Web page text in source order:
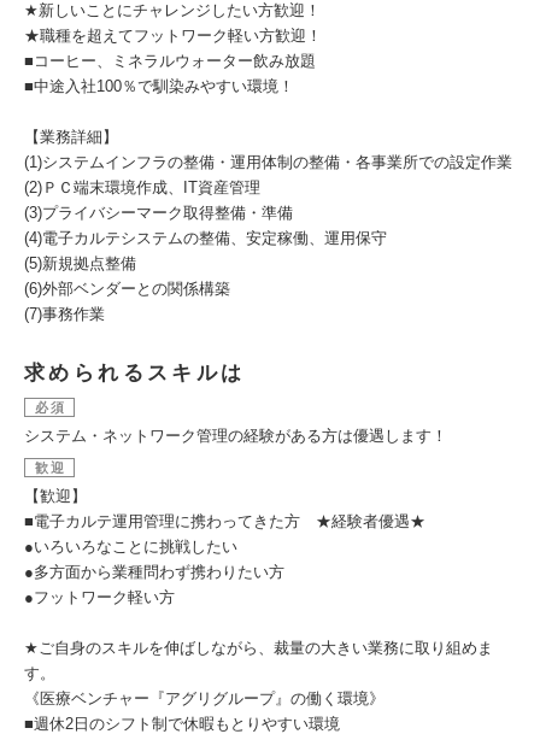
★新しいことにチャレンジしたい方歓迎！
★職種を超えてフットワーク軽い方歓迎！
■コーヒー、ミネラルウォーター飲み放題
■中途入社100％で馴染みやすい環境！
【業務詳細】
(1)システムインフラの整備・運用体制の整備・各事業所での設定作業
(2)ＰＣ端末環境作成、IT資産管理
(3)プライバシーマーク取得整備・準備
(4)電子カルテシステムの整備、安定稼働、運用保守
(5)新規拠点整備
(6)外部ベンダーとの関係構築
(7)事務作業
求められるスキルは
必須
システム・ネットワーク管理の経験がある方は優遇します！
歓迎
【歓迎】
■電子カルテ運用管理に携わってきた方 ★経験者優遇★
●いろいろなことに挑戦したい
●多方面から業種問わず携わりたい方
●フットワーク軽い方
★ご自身のスキルを伸ばしながら、裁量の大きい業務に取り組めま
す。
《医療ベンチャー『アグリグループ』の働く環境》
■週休2日のシフト制で休暇もとりやすい環境